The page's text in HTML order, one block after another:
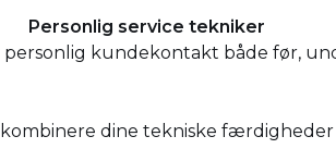
Personlig service tekniker
kundekontakt både før,
kombinere dine tekniske